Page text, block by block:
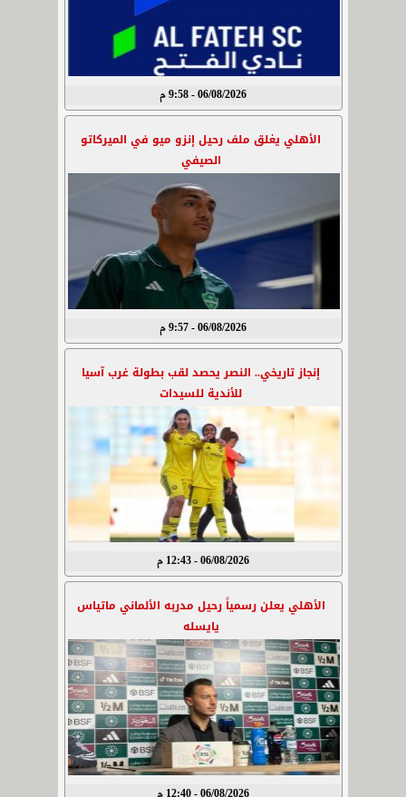
06/08/2026 - 9:58 م
الأهلي يغلق ملف رحيل إنزو ميو في الميركاتو
الصيفي
06/08/2026 - 9:57 م
إنجاز تاريخي.. النصر يحصد لقب بطولة غرب آسيا
للأندية للسيدات
06/08/2026 - 12:43 م
الأهلي يعلن رسمياً رحيل مدربه الألماني ماتياس
يايسله